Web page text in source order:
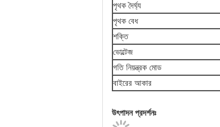
পৃথক দৈর্ঘ্য
পৃথক বেধ
শক্তি
ভোল্টেজ
গতি নিয়ন্ত্রক মোড
বাইরের আকার
উৎপাদন প্রদর্শনঃ